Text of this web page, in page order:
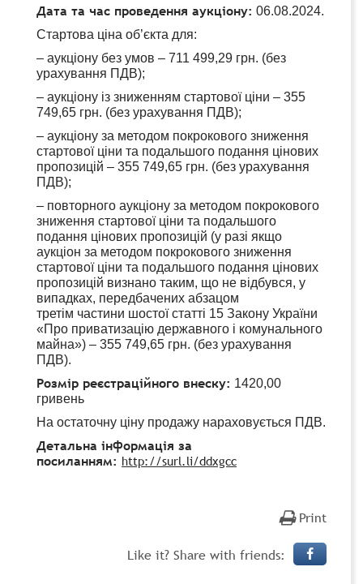
Дата та час проведення аукціону: 06.08.2024.
Стартова ціна об’єкта для:
– аукціону без умов – 711 499,29 грн. (без
урахування ПДВ);
– аукціону із зниженням стартової ціни – 355
749,65 грн. (без урахування ПДВ);
– аукціону за методом покрокового зниження
стартової ціни та подальшого подання цінових
пропозицій – 355 749,65 грн. (без урахування
ПДВ);
– повторного аукціону за методом покрокового
зниження стартової ціни та подальшого
подання цінових пропозицій (у разі якщо
аукціон за методом покрокового зниження
стартової ціни та подальшого подання цінових
пропозицій визнано таким, що не відбувся, у
випадках, передбачених абзацом
третім частини шостої статті 15 Закону України
«Про приватизацію державного і комунального
майна») – 355 749,65 грн. (без урахування
ПДВ).
Розмір реєстраційного внеску: 1420,00
гривень
На остаточну ціну продажу нараховується ПДВ.
Детальна інформація за
посиланням: http://surl.li/ddxgcc
Print
Like it? Share with friends: